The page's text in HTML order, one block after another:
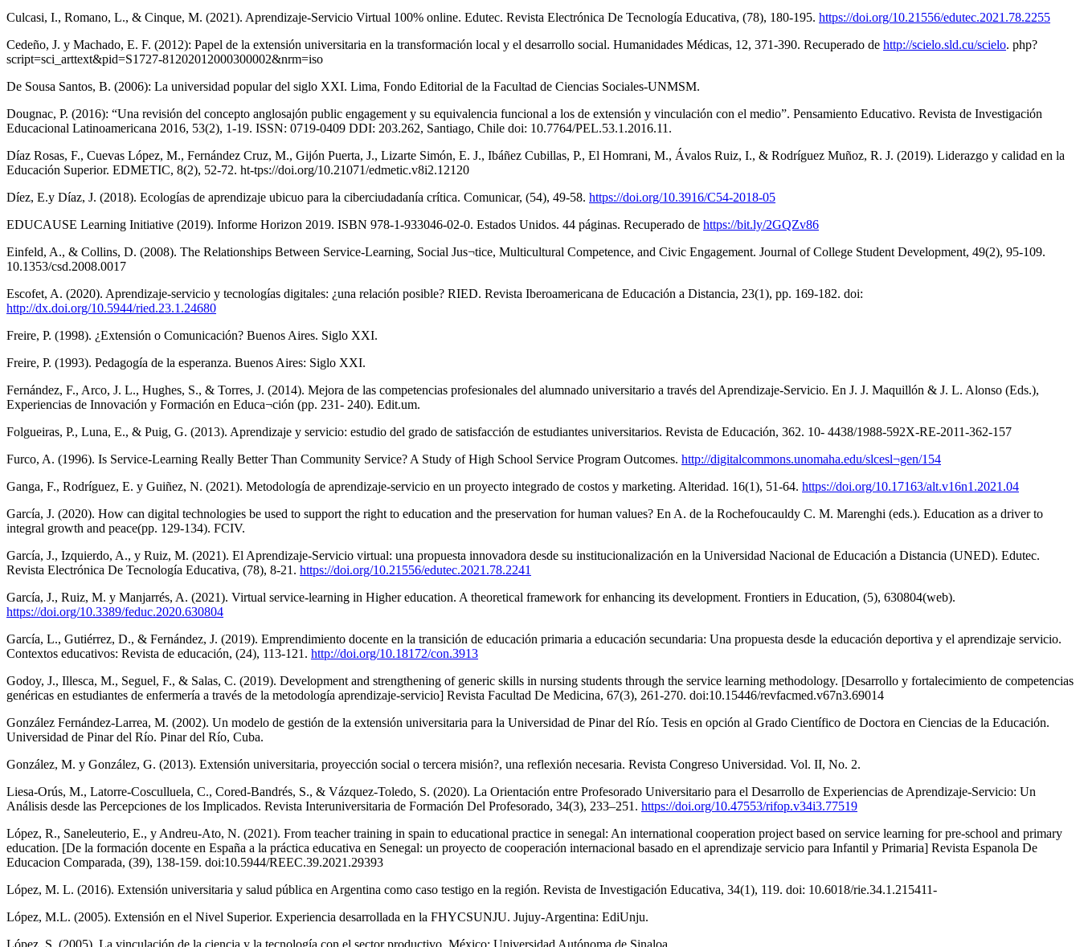
Culcasi, I., Romano, L., & Cinque, M. (2021). Aprendizaje-Servicio Virtual 100% online. Edutec. Revista Electrónica De Tecnología Educativa, (78), 180-195. https://doi.org/10.21556/edutec.2021.78.2255
Cedeño, J. y Machado, E. F. (2012): Papel de la extensión universitaria en la transformación local y el desarrollo social. Humanidades Médicas, 12, 371-390. Recuperado de http://scielo.sld.cu/scielo. php?
script=sci_arttext&pid=S1727-81202012000300002&nrm=iso
De Sousa Santos, B. (2006): La universidad popular del siglo XXI. Lima, Fondo Editorial de la Facultad de Ciencias Sociales-UNMSM.
Dougnac, P. (2016): “Una revisión del concepto anglosajón public engagement y su equivalencia funcional a los de extensión y vinculación con el medio”. Pensamiento Educativo. Revista de Investigación
Educacional Latinoamericana 2016, 53(2), 1-19. ISSN: 0719-0409 DDI: 203.262, Santiago, Chile doi: 10.7764/PEL.53.1.2016.11.
Díaz Rosas, F., Cuevas López, M., Fernández Cruz, M., Gijón Puerta, J., Lizarte Simón, E. J., Ibáñez Cubillas, P., El Homrani, M., Ávalos Ruiz, I., & Rodríguez Muñoz, R. J. (2019). Liderazgo y calidad en la
Educación Superior. EDMETIC, 8(2), 52-72. ht-tps://doi.org/10.21071/edmetic.v8i2.12120
Díez, E.y Díaz, J. (2018). Ecologías de aprendizaje ubicuo para la ciberciudadanía crítica. Comunicar, (54), 49-58. https://doi.org/10.3916/C54-2018-05
EDUCAUSE Learning Initiative (2019). Informe Horizon 2019. ISBN 978-1-933046-02-0. Estados Unidos. 44 páginas. Recuperado de https://bit.ly/2GQZv86
Einfeld, A., & Collins, D. (2008). The Relationships Between Service-Learning, Social Jus¬tice, Multicultural Competence, and Civic Engagement. Journal of College Student Development, 49(2), 95-109.
10.1353/csd.2008.0017
Escofet, A. (2020). Aprendizaje-servicio y tecnologías digitales: ¿una relación posible? RIED. Revista Iberoamericana de Educación a Distancia, 23(1), pp. 169-182. doi:
http://dx.doi.org/10.5944/ried.23.1.24680
Freire, P. (1998). ¿Extensión o Comunicación? Buenos Aires. Siglo XXI.
Freire, P. (1993). Pedagogía de la esperanza. Buenos Aires: Siglo XXI.
Fernández, F., Arco, J. L., Hughes, S., & Torres, J. (2014). Mejora de las competencias profesionales del alumnado universitario a través del Aprendizaje-Servicio. En J. J. Maquillón & J. L. Alonso (Eds.),
Experiencias de Innovación y Formación en Educa¬ción (pp. 231- 240). Edit.um.
Folgueiras, P., Luna, E., & Puig, G. (2013). Aprendizaje y servicio: estudio del grado de satisfacción de estudiantes universitarios. Revista de Educación, 362. 10- 4438/1988-592X-RE-2011-362-157
Furco, A. (1996). Is Service-Learning Really Better Than Community Service? A Study of High School Service Program Outcomes. http://digitalcommons.unomaha.edu/slcesl¬gen/154
Ganga, F., Rodríguez, E. y Guiñez, N. (2021). Metodología de aprendizaje-servicio en un proyecto integrado de costos y marketing. Alteridad. 16(1), 51-64. https://doi.org/10.17163/alt.v16n1.2021.04
García, J. (2020). How can digital technologies be used to support the right to education and the preservation for human values? En A. de la Rochefoucauldy C. M. Marenghi (eds.). Education as a driver to
integral growth and peace(pp. 129-134). FCIV.
García, J., Izquierdo, A., y Ruiz, M. (2021). El Aprendizaje-Servicio virtual: una propuesta innovadora desde su institucionalización en la Universidad Nacional de Educación a Distancia (UNED). Edutec.
Revista Electrónica De Tecnología Educativa, (78), 8-21. https://doi.org/10.21556/edutec.2021.78.2241
García, J., Ruiz, M. y Manjarrés, A. (2021). Virtual service-learning in Higher education. A theoretical framework for enhancing its development. Frontiers in Education, (5), 630804(web).
https://doi.org/10.3389/feduc.2020.630804
García, L., Gutiérrez, D., & Fernández, J. (2019). Emprendimiento docente en la transición de educación primaria a educación secundaria: Una propuesta desde la educación deportiva y el aprendizaje servicio.
Contextos educativos: Revista de educación, (24), 113-121. http://doi.org/10.18172/con.3913
Godoy, J., Illesca, M., Seguel, F., & Salas, C. (2019). Development and strengthening of generic skills in nursing students through the service learning methodology. [Desarrollo y fortalecimiento de competencias
genéricas en estudiantes de enfermería a través de la metodología aprendizaje-servicio] Revista Facultad De Medicina, 67(3), 261-270. doi:10.15446/revfacmed.v67n3.69014
González Fernández-Larrea, M. (2002). Un modelo de gestión de la extensión universitaria para la Universidad de Pinar del Río. Tesis en opción al Grado Científico de Doctora en Ciencias de la Educación.
Universidad de Pinar del Río. Pinar del Río, Cuba.
González, M. y González, G. (2013). Extensión universitaria, proyección social o tercera misión?, una reflexión necesaria. Revista Congreso Universidad. Vol. II, No. 2.
Liesa-Orús, M., Latorre-Cosculluela, C., Cored-Bandrés, S., & Vázquez-Toledo, S. (2020). La Orientación entre Profesorado Universitario para el Desarrollo de Experiencias de Aprendizaje-Servicio: Un
Análisis desde las Percepciones de los Implicados. Revista Interuniversitaria de Formación Del Profesorado, 34(3), 233–251. https://doi.org/10.47553/rifop.v34i3.77519
López, R., Saneleuterio, E., y Andreu-Ato, N. (2021). From teacher training in spain to educational practice in senegal: An international cooperation project based on service learning for pre-school and primary
education. [De la formación docente en España a la práctica educativa en Senegal: un proyecto de cooperación internacional basado en el aprendizaje servicio para Infantil y Primaria] Revista Espanola De
Educacion Comparada, (39), 138-159. doi:10.5944/REEC.39.2021.29393
López, M. L. (2016). Extensión universitaria y salud pública en Argentina como caso testigo en la región. Revista de Investigación Educativa, 34(1), 119. doi: 10.6018/rie.34.1.215411-
López, M.L. (2005). Extensión en el Nivel Superior. Experiencia desarrollada en la FHYCSUNJU. Jujuy-Argentina: EdiUnju.
López, S. (2005). La vinculación de la ciencia y la tecnología con el sector productivo. México: Universidad Autónoma de Sinaloa.